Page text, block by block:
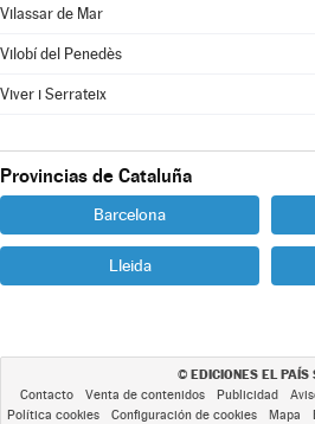
Vilassar de Mar
Vilobí del Penedès
Viver i Serrateix
Provincias de Cataluña
Barcelona
Lleida
© EDICIONES EL PAÍS
Contacto Venta de contenidos Publicidad
Política cookies
Configuración de cookies Mapa